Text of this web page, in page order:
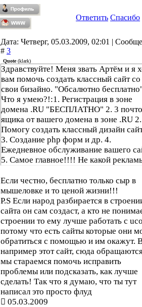
Ответить Спасибо
Дата: Четверг, 05.03.2009, 02:01 |
# 3
Quote(klark)
Здравствуйте! Меня звать Артём и я
вам помочь создать классный сайт со
свои бизайно. "Обсалютно
Что я умею?!:1. Регистрация в зоне
домена .RU "БЕСПЛАТНО" 2. 3
ящика от вашего домена в зоне .RU 2.
Помогу создать классный дизайн
3. Создание php форм и др. 4.
Ежедневное обслуживание вашего
5. Самое главное!!!! Не какой
Моё условие будет маленьким: - на
будет написан текст (мелким
кем создан сайт и дизайн! Если вас
заинтересовало и хотите узнать
подробности, то тогда пишите мне на
Mail: klarktoma@mail.ru или на ICQ:
373008293
Если честно, бесплатно только сыр в
мышеловке и то ценой жизни!!!
P.S Если народ разбирается в
сайта он сам создаст, а кто не
строении то ему лучше работать с
потому что есть сайты которые они
обратиться с помощью и им окажут.
например этот сайт, сюда
мы стараемся помочь исправить
проблемы или подсказать, как лучше
сделать! Так что я думаю, что ты тут
написал это просто флуд
05.03.2009